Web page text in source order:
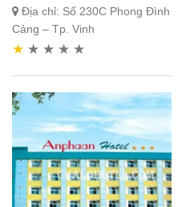
Địa chỉ: Số 230C Phong Đình
Cảng – Tp. Vinh
★ ★ ★ ★ ★